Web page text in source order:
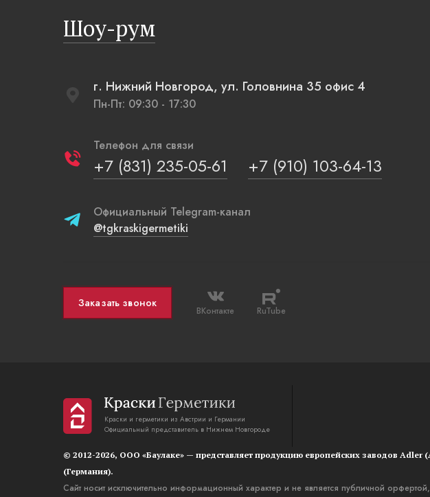
напоминающие плетеные вазы.
Шоу-рум
г. Нижний Новгород, ул. Головнина 35 офис 4
Пн-Пт: 09:30 - 17:30
Телефон для связи
+7 (831) 235-05-61 +7 (910) 103-64-13
Официальный Telegram-канал
@tgkraskigermetiki
Заказать звонок
ВКонтакте RuTube
Краски и герметики из Австрии и Германии
Официальный представитель в Нижнем Новгороде
© 2012-2026, OOO «Баулаке» — представляет продукцию европейских заводов Adler
(Германия).
Сайт носит исключительно информационный характер и не является публичной